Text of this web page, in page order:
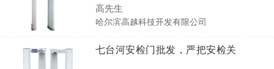
高先生
哈尔滨高越科技开发有限公司
七台河安检门批发，严把安检关